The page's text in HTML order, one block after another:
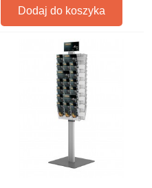
Dodaj do koszyka